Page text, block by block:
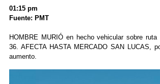
01:15 pm
Fuente: PMT
HOMBRE MURIÓ en hecho vehicular sobre ruta
36. AFECTA HASTA MERCADO SAN LUCAS,
aumento.